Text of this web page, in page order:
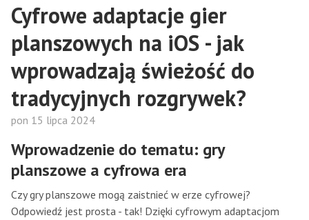
Cyfrowe adaptacje gier
planszowych na iOS - jak
wprowadzają świeżość do
tradycyjnych rozgrywek?
pon 15 lipca 2024
Wprowadzenie do tematu: gry
planszowe a cyfrowa era
Czy gry planszowe mogą zaistnieć w erze cyfrowej?
Odpowiedź jest prosta - tak! Dzięki cyfrowym adaptacjom